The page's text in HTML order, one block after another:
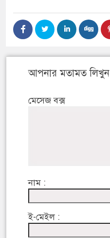
আপনার মতামত লিখুন
মেসেজ বক্স
নাম :
ই-মেইল :